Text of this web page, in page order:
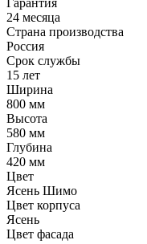
Гарантия
24 месяца
Страна производства
Россия
Срок службы
15 лет
Ширина
800 мм
Высота
580 мм
Глубина
420 мм
Цвет
Ясень Шимо
Цвет корпуса
Ясень
Цвет фасада